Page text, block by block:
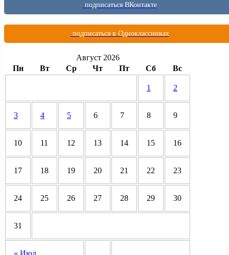
подписаться ВКонтакте
подписаться в Одноклассниках
Август 2026
Пн
Вт Ср Чт Пт Сб Вс
« Июл
1 2
3 4 5 6 7 8 9
10 11 12 13 14 15 16
17 18 19 20 21 22 23
24 25 26 27 28 29 30
31